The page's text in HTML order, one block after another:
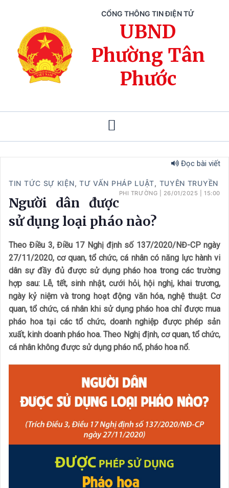
CỔNG THÔNG TIN ĐIỆN TỬ
UBND
Phường Tân
Phước
Đọc bài viết
TIN TỨC SỰ KIỆN, TƯ VẤN PHÁP LUẬT, TUYÊN TRUYỀN
PHI TRƯỜNG 26/01/2025 |15:00
Người dân được
sử dụng loại pháo nào?
Theo Điều 3, Điều 17 Nghị định số 137/2020/NĐ-CP ngày
27/11/2020, cơ quan, tổ chức, cá nhân có năng lực hành vi
dân sự đầy đủ được sử dụng pháo hoa trong các trường
hợp sau: Lễ, tết, sinh nhật, cưới hỏi, hội nghị, khai trương,
ngày kỷ niệm và trong hoạt động văn hóa, nghệ thuật. Cơ
quan, tổ chức, cá nhân khi sử dụng pháo hoa chỉ được mua
pháo hoa tại các tổ chức, doanh nghiệp được phép sản
xuất, kinh doanh pháo hoa. Theo Nghị định, cơ quan, tổ chức,
cá nhân không được sử dụng pháo nổ, pháo hoa nổ.